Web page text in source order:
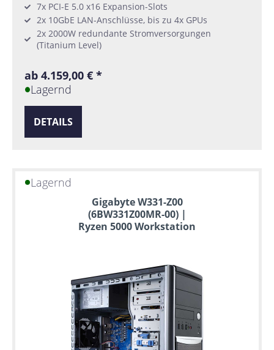
7x PCI-E 5.0 x16 Expansion-Slots
2x 10GbE LAN-Anschlüsse, bis zu 4x GPUs
2x 2000W redundante Stromversorgungen
(Titanium Level)
ab 4.159,00 € *
Lagernd
DETAILS
Lagernd
Gigabyte W331-Z00
(6BW331Z00MR-00) |
Ryzen 5000 Workstation